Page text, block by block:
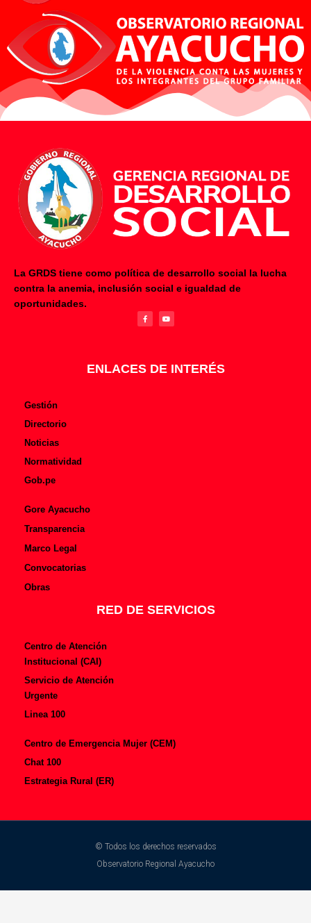
La GRDS tiene como política de desarrollo social la lucha
contra la anemia, inclusión social e igualdad de
oportunidades.
c
e
b
u
t
u
ENLACES DE INTERÉS
Gestión
Directorio
Noticias
Normatividad
Gob.pe
Gore Ayacucho
Transparencia
Marco Legal
Convocatorias
Obras
RED DE SERVICIOS
Centro de Atención
Institucional (CAI)
Servicio de Atención
Urgente
Linea 100
Centro de Emergencia Mujer (CEM)
Chat 100
Estrategia Rural (ER)
© Todos los derechos reservados
Observatorio Regional Ayacucho